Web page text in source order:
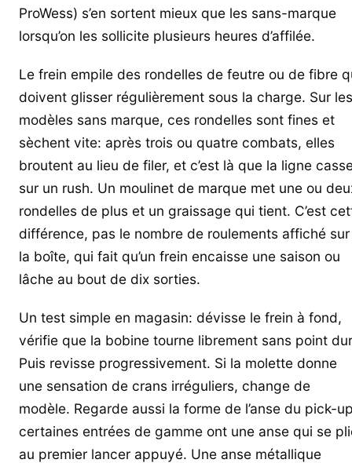
ProWess) s’en sortent mieux que les sans-marque
lorsqu’on les sollicite plusieurs heures d’affilée.
Le frein empile des rondelles de feutre ou de fibre
doivent glisser régulièrement sous la charge. Sur les
modèles sans marque, ces rondelles sont fines et
sèchent vite: après trois ou quatre combats, elles
broutent au lieu de filer, et c’est là que la ligne
sur un rush. Un moulinet de marque met une ou
rondelles de plus et un graissage qui tient. C’est
différence, pas le nombre de roulements affiché sur
la boîte, qui fait qu’un frein encaisse une saison ou
lâche au bout de dix sorties.
Un test simple en magasin: dévisse le frein à fond,
vérifie que la bobine tourne librement sans point
Puis revisse progressivement. Si la molette donne
une sensation de crans irréguliers, change de
modèle. Regarde aussi la forme de l’anse du pick-
certaines entrées de gamme ont une anse qui se
au premier lancer appuyé. Une anse métallique